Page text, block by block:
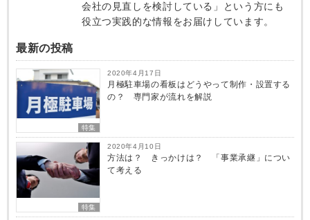
会社の見直しを検討している」という方にも
役立つ実践的な情報をお届けしています。
最新の投稿
特集
2020年4月17日
月極駐車場の看板はどうやって制作・設置する
の？ 専門家が流れを解説
特集
2020年4月10日
方法は？ きっかけは？ 「事業承継」につい
て考える